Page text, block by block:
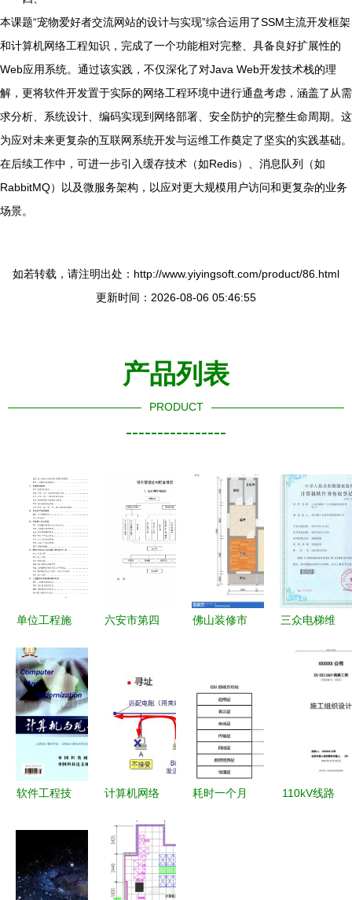
本课题“宠物爱好者交流网站的设计与实现”综合运用了SSM主流开发框架
和计算机网络工程知识，完成了一个功能相对完整、具备良好扩展性的
Web应用系统。通过该实践，不仅深化了对Java Web开发技术栈的理
解，更将软件开发置于实际的网络工程环境中进行通盘考虑，涵盖了从需
求分析、系统设计、编码实现到网络部署、安全防护的完整生命周期。这
为应对未来更复杂的互联网系统开发与运维工作奠定了坚实的实践基础。
在后续工作中，可进一步引入缓存技术（如Redis）、消息队列（如
RabbitMQ）以及微服务架构，以应对更大规模用户访问和更复杂的业务
场景。
如若转载，请注明出处：http://www.yiyingsoft.com/product/86.html
更新时间：2026-08-06 05:46:55
产品列表
PRODUCT
----------------
单位工程施
在计算机网
络工程施工
与设计中的
应用研究
六安市第四
水机施工组
织方案设计
佛山装修市
与设计如何
引领个性化
家居风尚
三众电梯维
计算机网络
施工的全栈
软件工程技
算机网络工
程施工设计
计算机网络
数据链路层
耗时一个月
110kV线路